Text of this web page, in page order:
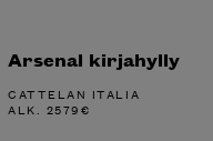
Arsenal kirjahylly
CATTELAN ITALIA
ALK. 2579€